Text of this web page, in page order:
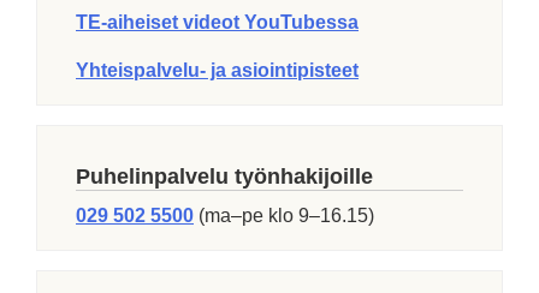
TE-aiheiset videot YouTubessa
Yhteispalvelu- ja asiointipisteet
Puhelinpalvelu työnhakijoille
029 502 5500 (ma–pe klo 9–16.15)